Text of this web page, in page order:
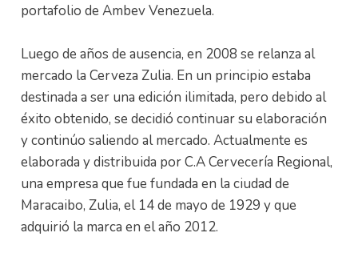
portafolio de Ambev Venezuela.
Luego de años de ausencia, en 2008 se relanza al
mercado la Cerveza Zulia. En un principio estaba
destinada a ser una edición ilimitada, pero debido al
éxito obtenido, se decidió continuar su elaboración
y continúo saliendo al mercado. Actualmente es
elaborada y distribuida por C.A Cervecería Regional,
una empresa que fue fundada en la ciudad de
Maracaibo, Zulia, el 14 de mayo de 1929 y que
adquirió la marca en el año 2012.